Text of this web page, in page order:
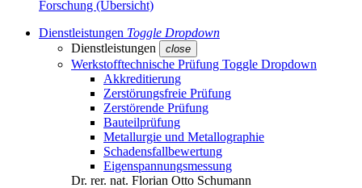
Forschung (Übersicht)
Dienstleistungen Toggle Dropdown
Dienstleistungen
close
Werkstofftechnische Prüfung Toggle Dropdown
Akkreditierung
Zerstörungsfreie Prüfung
Zerstörende Prüfung
Bauteilprüfung
Metallurgie und Metallographie
Schadensfallbewertung
Eigenspannungsmessung
Dr. rer. nat. Florian Otto Schumann